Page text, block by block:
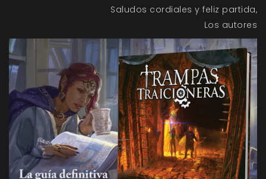
Saludos cordiales y feliz partida,
Los autores